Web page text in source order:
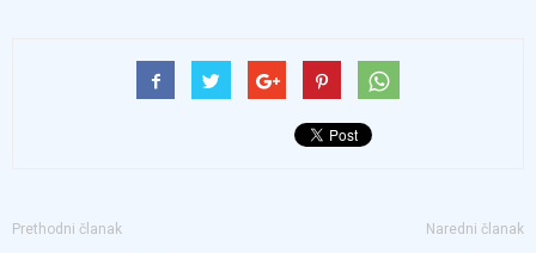
Prethodni članak Naredni članak